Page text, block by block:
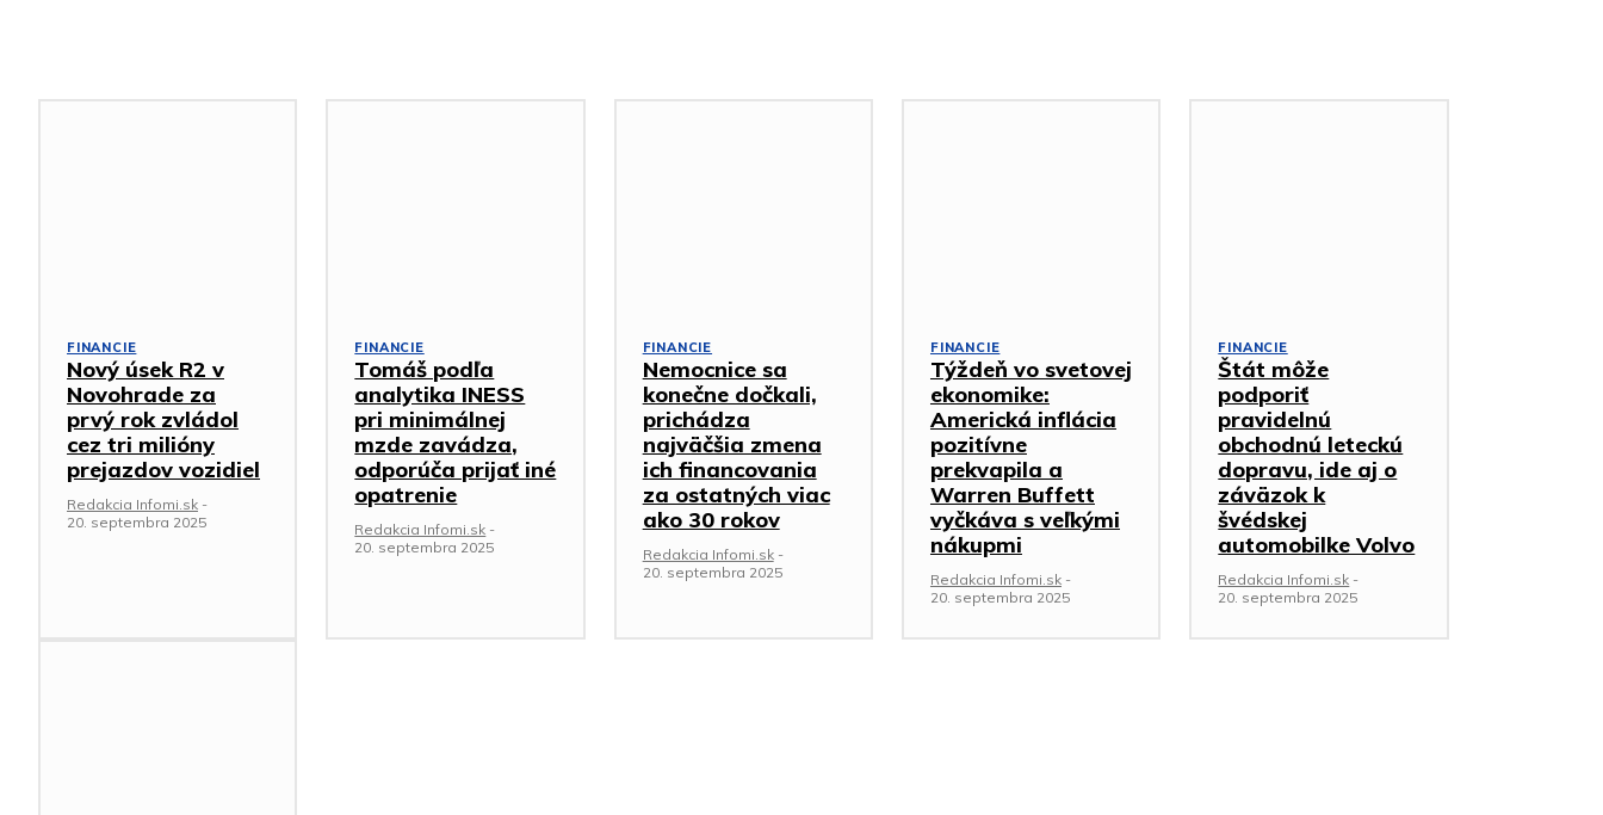
FINANCIE
Nový úsek R2 v
Novohrade za
prvý rok zvládol
cez tri milióny
prejazdov vozidiel
Redakcia Infomi.sk -
20. septembra 2025
FINANCIE
Tomáš podľa
analytika INESS
pri minimálnej
mzde zavádza,
odporúča prijať iné
opatrenie
Redakcia Infomi.sk -
20. septembra 2025
FINANCIE
Nemocnice sa
konečne dočkali,
prichádza
najväčšia zmena
ich financovania
za ostatných viac
ako 30 rokov
Redakcia Infomi.sk -
20. septembra 2025
FINANCIE
Týždeň vo svetovej
ekonomike:
Americká inflácia
pozitívne
prekvapila a
Warren Buffett
vyčkáva s veľkými
nákupmi
Redakcia Infomi.sk -
20. septembra 2025
FINANCIE
Štát môže
podporiť
pravidelnú
obchodnú leteckú
dopravu, ide aj o
záväzok k
švédskej
automobilke Volvo
Redakcia Infomi.sk -
20. septembra 2025